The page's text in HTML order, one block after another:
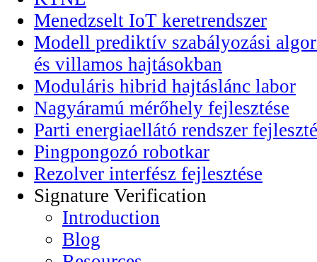
Menedzselt IoT keretrendszer
Modell prediktív szabályozási
és villamos hajtásokban
Moduláris hibrid hajtáslánc labor
Nagyáramú mérőhely fejlesztése
Parti energiaellátó rendszer
Pingpongozó robotkar
Rezolver interfész fejlesztése
Signature Verification
Introduction
Blog